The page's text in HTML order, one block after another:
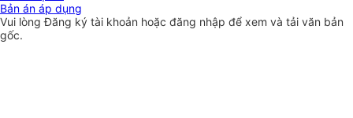
Bản án áp dụng
Vui lòngĐăng ký tài khoản hoặc đăng nhập để xem và tải văn bản
gốc.